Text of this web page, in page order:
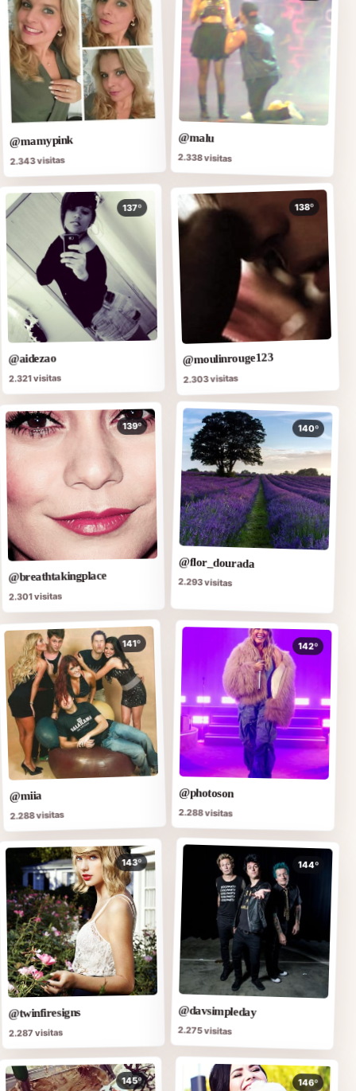
@mamypink
2.343 visitas
@malu
2.338 visitas
137º
@aidezao
2.321 visitas
138º
@moulinrouge123
2.303 visitas
139º
@breathtakingplace
2.301 visitas
140º
@flor_dourada
2.293 visitas
141º
@miia
2.288 visitas
142º
@photoson
2.288 visitas
143º
@twinfiresigns
2.287 visitas
144º
@davsimpleday
2.275 visitas
145º 146º